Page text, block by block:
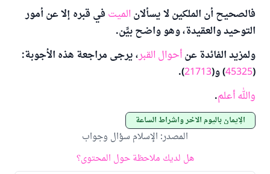
فالصحيح أن الملكين لا يسألانالميت في قبره إلا عن أمور
التوحيد والعقيدة، وهو واضح بيِّن.
ولمزيد الفائدة عنأحوال القبر، يرجى مراجعة هذه الأجوبة:
(
45325) و(21713
).
والله أعلم.
الإيمان باليوم الآخر وأشراط الساعة
المصدر: الإسلام سؤال وجواب
هل لديك ملاحظة حول المحتوى؟